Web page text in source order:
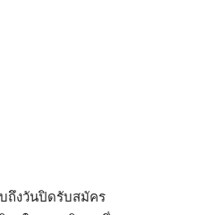
ถึงวันปิดรับสมัคร